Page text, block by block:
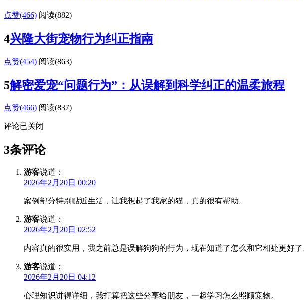
点赞(466) 阅读(882)
4兴隆大街宠物行为纠正指南
点赞(454) 阅读(863)
5解密爱宠“问题行为”：从误解到科学纠正的温柔旅程
点赞(466) 阅读(837)
评论已关闭
3条评论
游客说道：
2026年2月20日 00:20
案例部分特别贴近生活，让我想起了我家的猫，真的很有帮助。
游客说道：
2026年2月20日 02:52
内容真的很实用，我之前总是误解狗狗的行为，现在知道了怎么和它相处更好了
游客说道：
2026年2月20日 04:12
心理知识讲得详细，我打算把这些分享给朋友，一起学习怎么照顾宠物。